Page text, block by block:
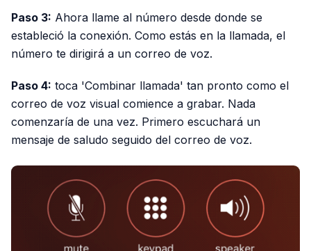
Paso 3: Ahora llame al número desde donde se
estableció la conexión. Como estás en la llamada, el
número te dirigirá a un correo de voz.
Paso 4: toca 'Combinar llamada' tan pronto como el
correo de voz visual comience a grabar. Nada
comenzaría de una vez. Primero escuchará un
mensaje de saludo seguido del correo de voz.